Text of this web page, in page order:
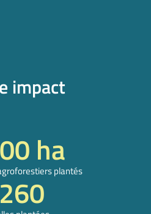
impact
plantés
ha
260